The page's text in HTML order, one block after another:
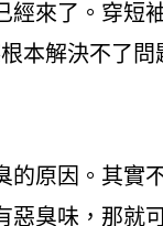
來了。穿短
本解決不了
原因。其實
臭味，那就